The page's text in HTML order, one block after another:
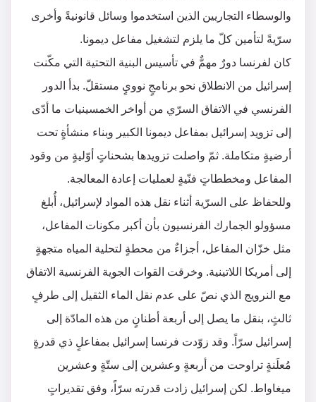
والوسطاء التجاريين الذين استخدموا وسائل قانونيةً وأخرى
سرّيةً لتأمين كلّ ما يلزم لتشغيل مفاعل ديمونا.
كان لفرنسا دورٌ مهمٌّ في تأسيس البنية التحتية التي مكّنت
إسرائيل من الانطلاق نحو برنامجٍ نوويٍ مستقلّ. بدأ الدور
الفرنسي في الاتفاق السرّي من أواخر الخمسينيات ما أدّى
إلى تزويد إسرائيل بمفاعل ديمونا الكبير وبناء منشأةٍ تحت
أرضيةٍ متكاملة. ثمّ واصلت تزويدها بشحناتٍ أوّليةٍ من وقود
المفاعل ومخططاتٍ فنّيةٍ لعمليات إعادة المعالجة.
وللحفاظ على السرّية أثناء نقل هذه المواد لإسرائيل، أُبلغ
مسؤولو الجمارك الفرنسيون بأن أكبر مكونات المفاعل،
مثل خزّان المفاعل، أجزاءٌ من محطةٍ لتحلية المياه متجهةٍ
إلى أمريكا اللاتينية. وخرقت القوات الجوية الفرنسية الاتفاق
مع النرويج الذي نصّ على عدم نقل الماء الثقيل إلى طرفٍ
ثالثٍ، بنقل ما يصل إلى أربعة أطنانٍ من هذه المادّة إلى
إسرائيل سرّاً. وقد زوّدت فرنسا إسرائيل بمفاعلٍ ذي قدرةٍ
مُعلَنةٍ تراوحت من أربعةٍ وعشرين إلى ستّةٍ وعشرين
ميغاواط. لكن إسرائيل زادت قدرته سرّاً، وفق تقديراتٍ